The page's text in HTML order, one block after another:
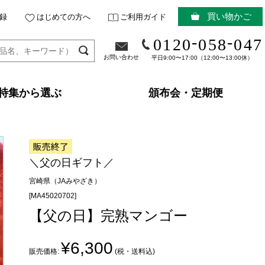
はじめての方へ ご利用ガイド 買い物かご
お問い合わせ
0120-058-047
平日9:00〜17:00（12:00〜13:00休）
集から選ぶ 頒布会・定期便
＼父の日ギフト／
宮崎県（JAみやざき）
[MA45020702]
【父の日】完熟マンゴー
販売価格: ¥6,300 (税・送料込)